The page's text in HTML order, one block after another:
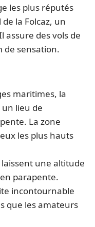
les plus réputés
la Folcaz, un
assure des vols de
de sensation.
maritimes, la
un lieu de
La zone
les plus hauts
une altitude
parapente.
incontournable
que les amateurs